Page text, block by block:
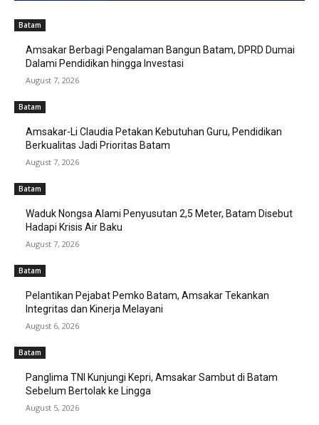
Batam
Amsakar Berbagi Pengalaman Bangun Batam, DPRD Dumai
Dalami Pendidikan hingga Investasi
August 7, 2026
Batam
Amsakar-Li Claudia Petakan Kebutuhan Guru, Pendidikan
Berkualitas Jadi Prioritas Batam
August 7, 2026
Batam
Waduk Nongsa Alami Penyusutan 2,5 Meter, Batam Disebut
Hadapi Krisis Air Baku
August 7, 2026
Batam
Pelantikan Pejabat Pemko Batam, Amsakar Tekankan
Integritas dan Kinerja Melayani
August 6, 2026
Batam
Panglima TNI Kunjungi Kepri, Amsakar Sambut di Batam
Sebelum Bertolak ke Lingga
August 5, 2026